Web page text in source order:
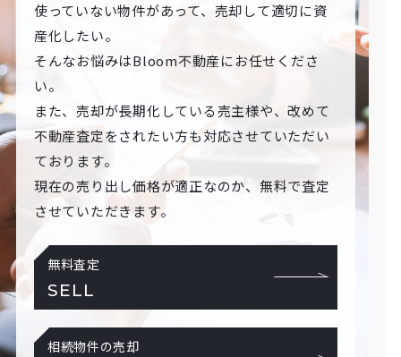
使っていない物件があって、売却して適切に資
産化したい。
そんなお悩みはBloom不動産にお任せくださ
い。
また、売却が長期化している売主様や、改めて
不動産査定をされたい方も対応させていただい
ております。
現在の売り出し価格が適正なのか、無料で査定
させていただきます。
無料査定
SELL
相続物件の売却